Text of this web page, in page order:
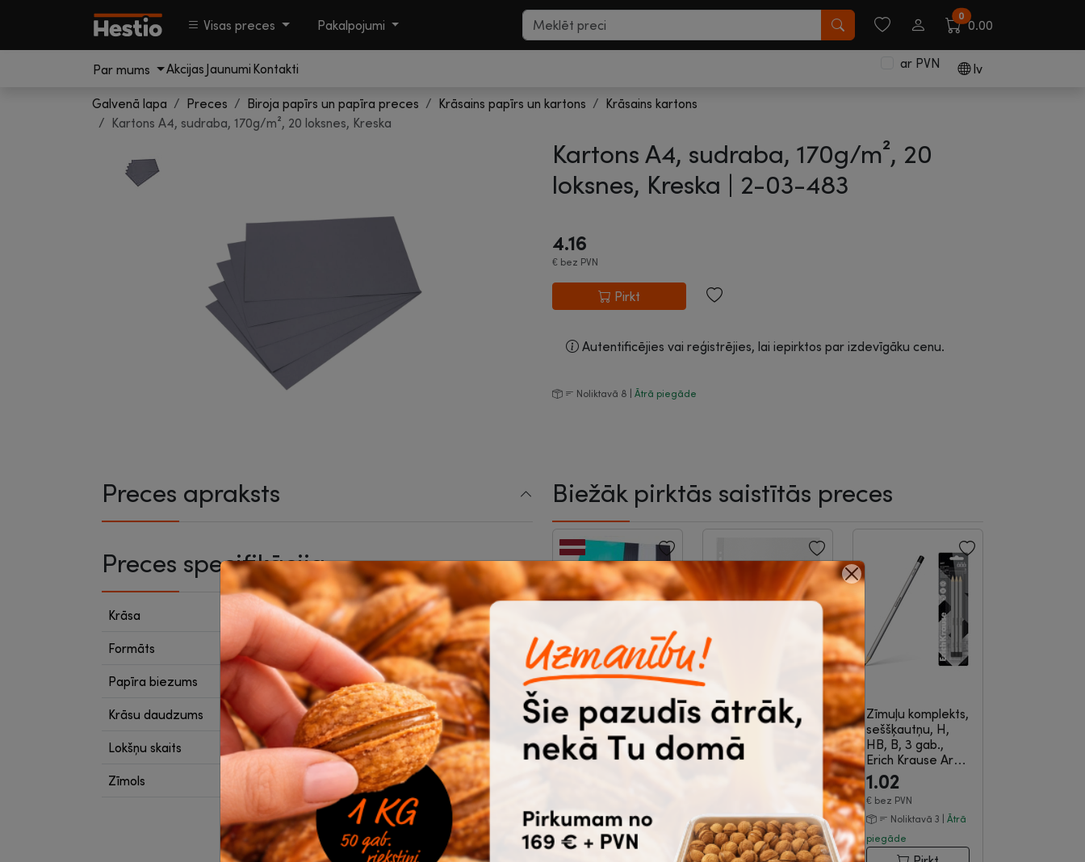
Visas preces Pakalpojumi
0
0.00
Par mums Akcijas Jaunumi Kontakti ar PVN lv
Galvenā lapa Preces Biroja papīrs un papīra preces Krāsains papīrs un kartons
Krāsains kartons
Kartons A4, sudraba, 170g/m², 20 loksnes, Kreska
Kartons A4, sudraba, 170g/m², 20
loksnes, Kreska | 2-03-483
4.16
€ bez PVN
Pirkt
Autentificējies vai reģistrējies, lai iepirktos par izdevīgāku cenu.
Noliktavā 8 | Ātrā piegāde
Preces apraksts
Preces specifikācija
Krāsa Sudraba
Formāts A4
Papīra biezums 170 g/m²
Krāsu daudzums 1 krāsa
Lokšņu skaits 20 loksnes
Zīmols Kreska
Biežāk pirktās saistītās preces
Bloknots rūtiņu
A4, 50 lapas, ABC
Jums, caururbts|
2-16-439
Noliktavā 38 |
Ātrā piegāde
Kabatiņas A4,
vertikālās, 70
mikr., matētas,
Esselte, 100gab....
Noliktavā 12 |
Ātrā piegāde
Zīmuļu komplekts,
seššķautņu, H,
HB, B, 3 gab.,
Erich Krause Art...
| 3-08-1293
1.02
€ bez PVN
Noliktavā 3 | Ātrā
piegāde